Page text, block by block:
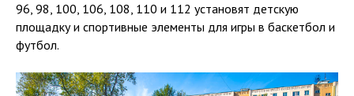
96, 98, 100, 106, 108, 110 и 112 установят детскую
площадку и спортивные элементы для игры в баскетбол и
футбол.